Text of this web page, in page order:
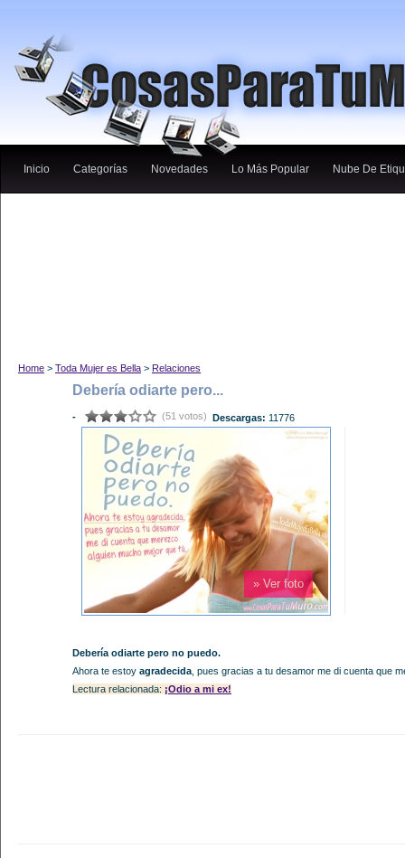
Inicio Categorías Novedades Lo Más Popular Nube De
Home > Toda Mujer es Bella > Relaciones
Debería odiarte pero...
- (51 votos) Descargas: 11776
» Ver foto
Debería odiarte pero no puedo.
Ahora te estoy agradecida , pues gracias a tu desamor me di cuenta que
Lectura relacionada: ¡Odio a mi ex!